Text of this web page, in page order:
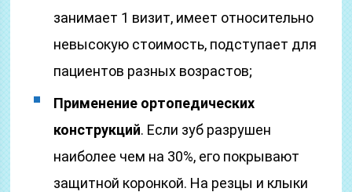
занимает 1 визит, имеет относительно
невысокую стоимость, подступает для
пациентов разных возрастов;
Применение ортопедических
конструкций. Если зуб разрушен
наиболее чем на 30%, его покрывают
защитной коронкой. На резцы и клыки